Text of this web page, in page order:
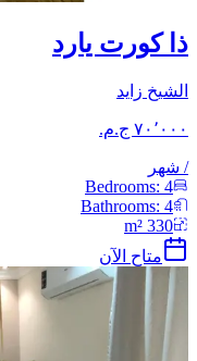
ذا كورت يارد
الشيخ زايد
/ شهر
Bedrooms: 4
Bathrooms: 4
330
متاح الآن